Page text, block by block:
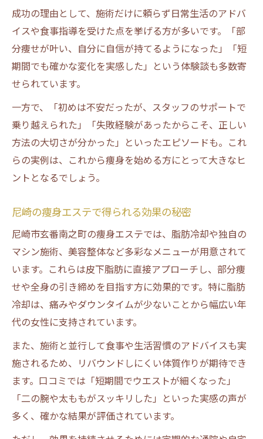
成功の理由として、施術だけに頼らず日常生活のアドバ
イスや食事指導を受けた点を挙げる方が多いです。「部
分痩せが叶い、自分に自信が持てるようになった」「短
期間でも確かな変化を実感した」という体験談も多数寄
せられています。
一方で、「初めは不安だったが、スタッフのサポートで
乗り越えられた」「失敗経験があったからこそ、正しい
方法の大切さが分かった」といったエピソードも。これ
らの実例は、これから痩身を始める方にとって大きなヒ
ントとなるでしょう。
尼崎の痩身エステで得られる効果の秘密
尼崎市玄番南之町の痩身エステでは、脂肪冷却や独自の
マシン施術、美容整体など多彩なメニューが用意されて
います。これらは皮下脂肪に直接アプローチし、部分痩
せや全身の引き締めを目指す方に効果的です。特に脂肪
冷却は、痛みやダウンタイムが少ないことから幅広い年
代の女性に支持されています。
また、施術と並行して食事や生活習慣のアドバイスも実
施されるため、リバウンドしにくい体質作りが期待でき
ます。口コミでは「短期間でウエストが細くなった」
「二の腕や太ももがスッキリした」といった実感の声が
多く、確かな結果が評価されています。